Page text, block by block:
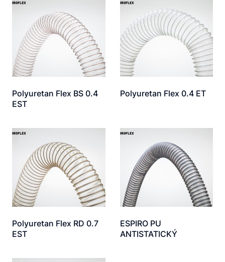
Polyuretan Flex BS 0.4
EST
Polyuretan Flex 0.4 ET
Polyuretan Flex RD 0.7
EST
ESPIRO PU
ANTISTATICKÝ